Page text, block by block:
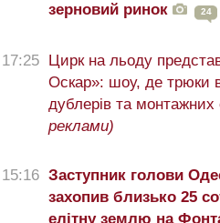
зерновий ринок
24
17:25
Цирк на льоду
Оскар»: шоу, де трюки
дублерів та монтажних
реклами)
15:16 Заступник голови
захопив близько 25
елітну землю на